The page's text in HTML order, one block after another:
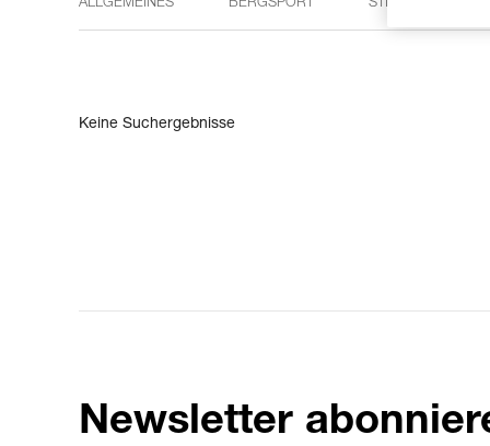
ALLGEMEINES BERGSPORT STIRNLAMPEN
Keine Suchergebnisse
Newsletter